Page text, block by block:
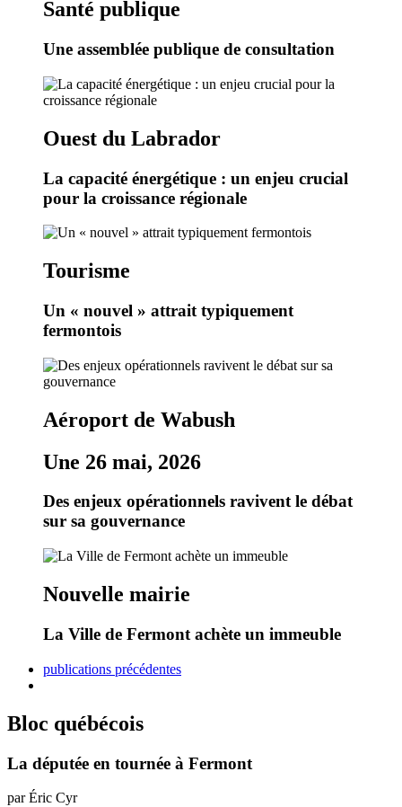
Santé publique
Une assemblée publique de consultation
Ouest du Labrador
La capacité énergétique : un enjeu crucial
pour la croissance régionale
Tourisme
Un « nouvel » attrait typiquement
fermontois
Aéroport de Wabush
Une 26 mai, 2026
Des enjeux opérationnels ravivent le débat
sur sa gouvernance
Nouvelle mairie
La Ville de Fermont achète un immeuble
publications précédentes
Bloc québécois
La députée en tournée à Fermont
par Éric Cyr